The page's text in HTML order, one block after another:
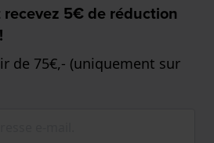
5€ de réduction
de 75€,- (uniquement sur